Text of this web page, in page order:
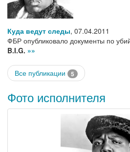
Куда ведут следы, 07.04.2011
ФБР опубликовало документы по
B.I.G. »»
Все публикации 5
Фото исполнителя